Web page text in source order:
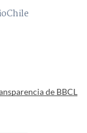
de BBCL